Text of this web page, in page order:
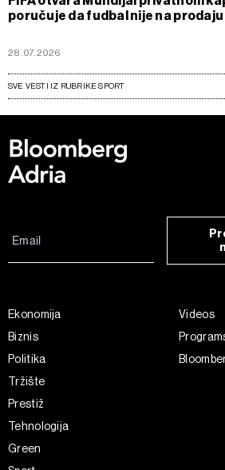
poručuje da fudbal nije na prodaju
28.07.2026
SVE VESTI IZ RUBRIKE SPORT
Ekonomija
Biznis
Politika
Tržište
Prestiž
Tehnologija
Green
Videos